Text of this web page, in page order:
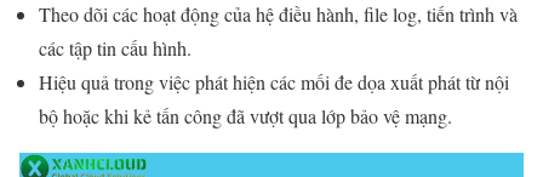
Theo dõi các hoạt động của hệ điều hành, file log, tiến trình và
các tập tin cấu hình.
Hiệu quả trong việc phát hiện các mối đe dọa xuất phát từ nội
bộ hoặc khi kẻ tấn công đã vượt qua lớp bảo vệ mạng.